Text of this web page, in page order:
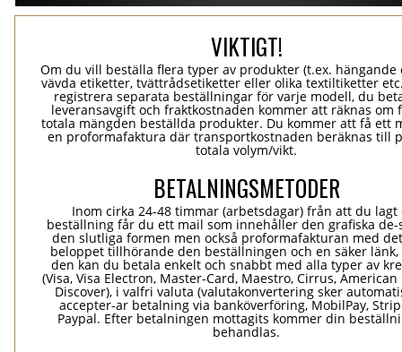
VIKTIGT!
Om du vill beställa flera typer av produkter (t.ex. hängande
vävda etiketter, tvättrådsetiketter eller olika textiltiketter
registrera separata beställningar för varje modell, du
leveransavgift och fraktkostnaden kommer att räknas om
totala mängden beställda produkter. Du kommer att få ett
en proformafaktura där transportkostnaden beräknas till
totala volym/vikt.
BETALNINGSMETODER
Inom cirka 24-48 timmar (arbetsdagar) från att du
beställning får du ett mail som innehåller den grafiska
den slutliga formen men också proformafakturan med
beloppet tillhörande den beställningen och en säker länk,
den kan du betala enkelt och snabbt med alla typer av
(Visa, Visa Electron, Master-Card, Maestro, Cirrus, American
Discover), i valfri valuta (valutakonvertering sker
accepter-ar betalning via banköverföring, MobilPay,
Paypal. Efter betalningen mottagits kommer din
behandlas.